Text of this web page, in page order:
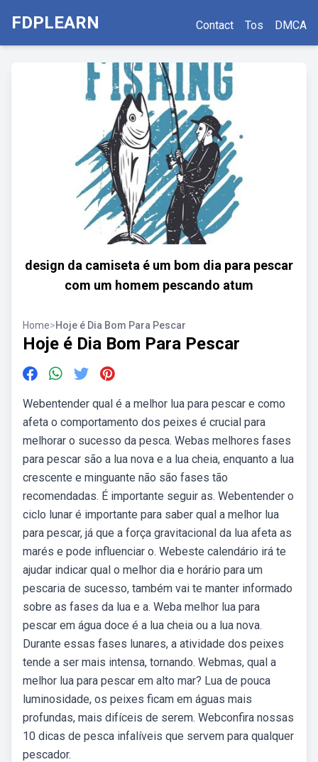
FDPLEARN Contact Tos DMCA
design da camiseta é um bom dia para pescar
com um homem pescando atum
Home>Hoje é Dia Bom Para Pescar
Hoje é Dia Bom Para Pescar
Webentender qual é a melhor lua para pescar e como
afeta o comportamento dos peixes é crucial para
melhorar o sucesso da pesca. Webas melhores fases
para pescar são a lua nova e a lua cheia, enquanto a lua
crescente e minguante não são fases tão
recomendadas. É importante seguir as. Webentender o
ciclo lunar é importante para saber qual a melhor lua
para pescar, já que a força gravitacional da lua afeta as
marés e pode influenciar o. Webeste calendário irá te
ajudar indicar qual o melhor dia e horário para um
pescaria de sucesso, também vai te manter informado
sobre as fases da lua e a. Weba melhor lua para
pescar em água doce é a lua cheia ou a lua nova.
Durante essas fases lunares, a atividade dos peixes
tende a ser mais intensa, tornando. Webmas, qual a
melhor lua para pescar em alto mar? Lua de pouca
luminosidade, os peixes ficam em águas mais
profundas, mais difíceis de serem. Webconfira nossas
10 dicas de pesca infalíveis que servem para qualquer
pescador.